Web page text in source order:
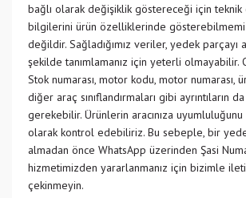
bağlı olarak değişiklik göstereceği için teknik
bilgilerini ürün özelliklerinde
değildir. Sağladığımız veriler, yedek parçayı
şekilde tanımlamanız için yeterli olmayabilir.
Stok numarası, motor kodu, motor numarası,
diğer araç sınıflandırmaları gibi ayrıntıların
gerekebilir. Ürünlerin aracınıza
olarak kontrol edebiliriz. Bu sebeple, bir
almadan önce WhatsApp üzerinden Şasi
hizmetimizden yararlanmanız için bizimle
çekinmeyin.